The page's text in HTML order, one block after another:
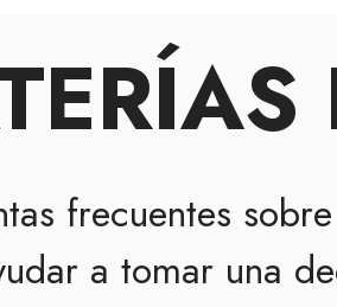
frecuentes
a tomar una